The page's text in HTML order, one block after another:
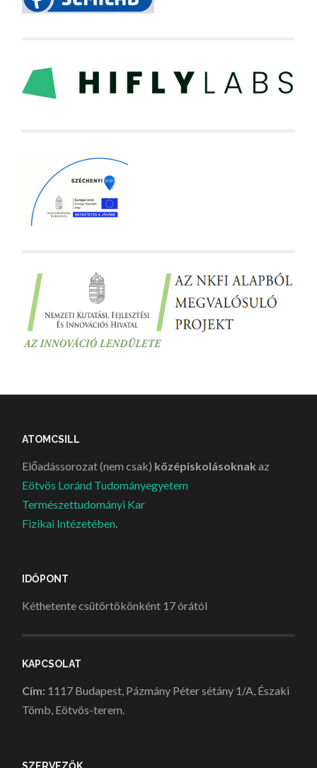
ATOMCSILL
Előadássorozat (nem csak) középiskolásoknak az
Eötvös Loránd Tudományegyetem
Természettudományi Kar
Fizikai Intézetében
IDŐPONT
Kéthetente csütörtökönként 17 órától
KAPCSOLAT
Cím: 1117 Budapest, Pázmány Péter sétány 1/A, Északi
Tömb, Eötvös-terem.
SZERVEZŐK